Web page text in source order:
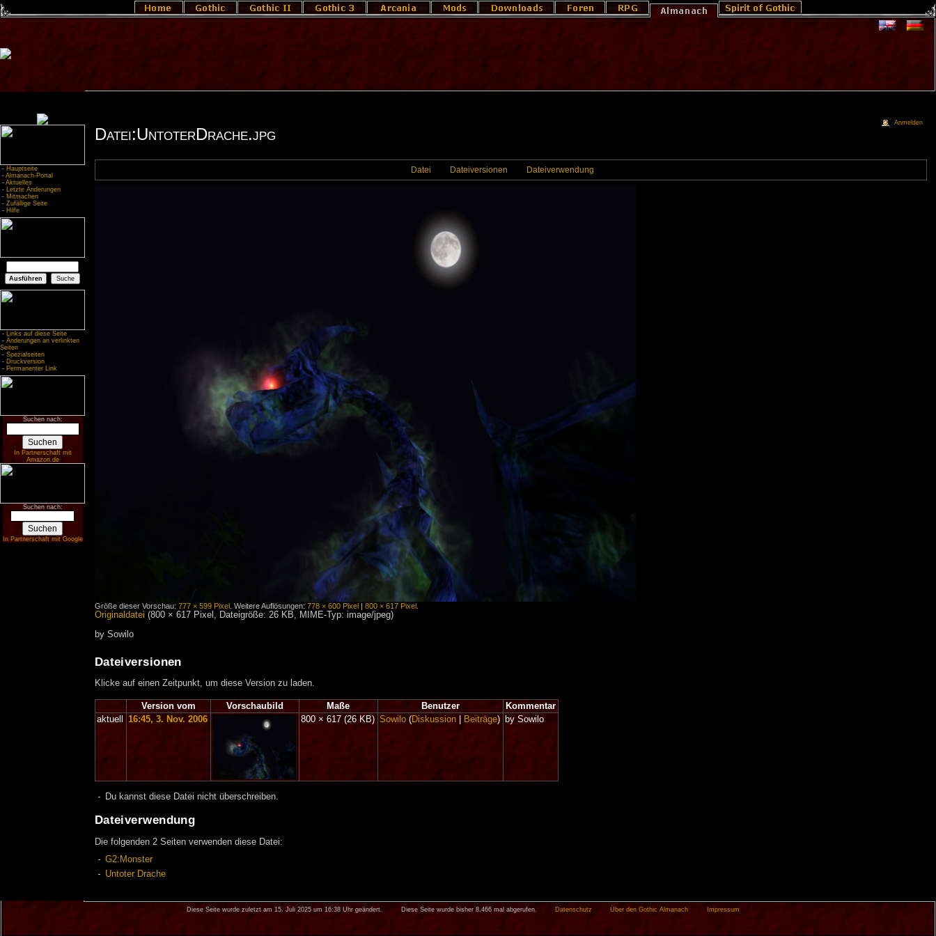
- Hauptseite
- Almanach-Portal
- Aktuelles
- Letzte Änderungen
- Mitmachen
- Zufällige Seite
- Hilfe
- Links auf diese Seite
- Änderungen an verlinkten
Seiten
- Spezialseiten
- Druckversion
- Permanenter Link
Suchen nach:
In Partnerschaft mit
Amazon.de
Suchen nach:
In Partnerschaft mit Google
Datei:UntoterDrache.jpg
Datei Dateiversionen Dateiverwendung
Größe dieser Vorschau: 777 × 599 Pixel. Weitere Auflösungen: 778 × 600 Pixel| 800 × 617 Pixel.
Originaldatei (800 × 617 Pixel, Dateigröße: 26 KB, MIME-Typ: image/jpeg)
by Sowilo
Dateiversionen
Klicke auf einen Zeitpunkt, um diese Version zu laden.
Version vom Vorschaubild Maße Benutzer
Kommentar
aktuell
16:45, 3. Nov. 2006 800 × 617(26 KB) Sowilo (Diskussion Beiträge) by Sowilo
Du kannst diese Datei nicht überschreiben.
Dateiverwendung
Die folgenden 2 Seiten verwenden diese Datei:
G2:Monster
Untoter Drache
Anmelden
Diese Seite wurde zuletzt am 15. Juli 2025 um 16:38 Uhr geändert. Diese Seite wurde bisher 8.466 mal abgerufen. Datenschutz Über den Gothic Almanach Impressum